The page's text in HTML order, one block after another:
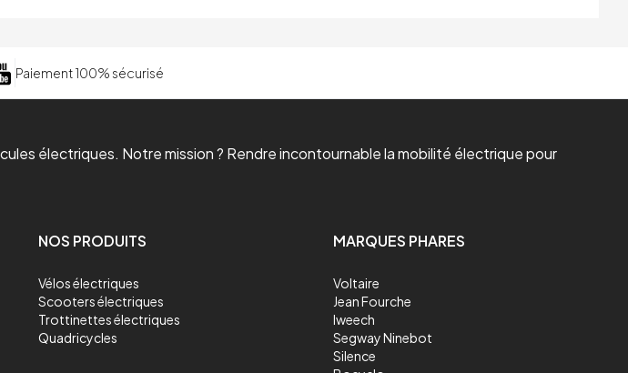
Paiement 100% sécurisé
électriques. Notre mission ? Rendre incontournable la mobilité électrique pour
NOS PRODUITS
Vélos électriques
Scooters électriques
Trottinettes électriques
Quadricycles
MARQUES PHARES
Voltaire
Jean Fourche
Iweech
Segway Ninebot
Silence